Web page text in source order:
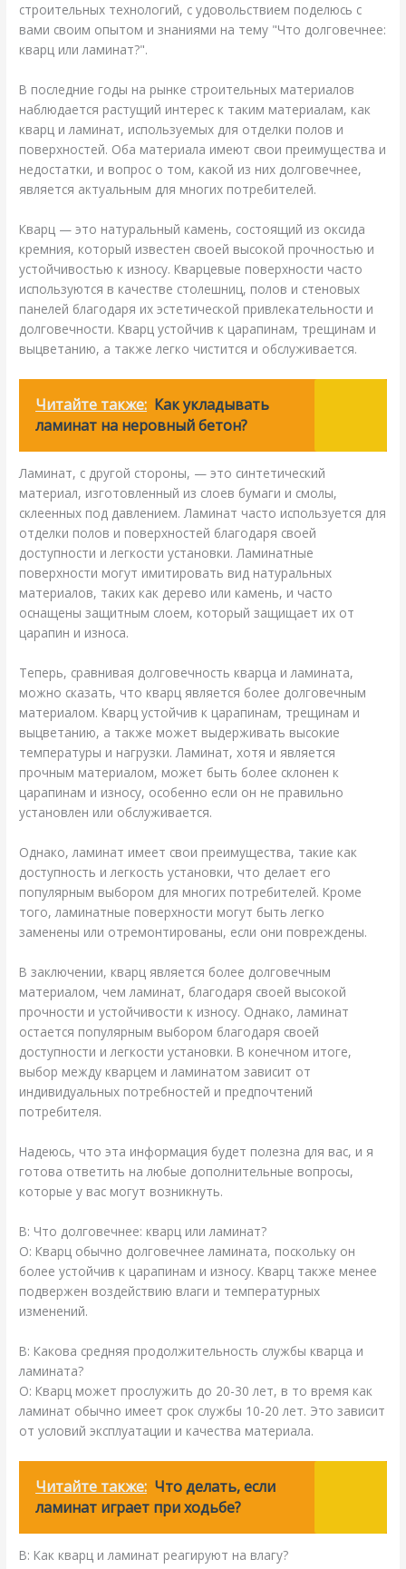
строительных технологий, с удовольствием поделюсь с
вами своим опытом и знаниями на тему "Что долговечнее:
кварц или ламинат?".
В последние годы на рынке строительных материалов
наблюдается растущий интерес к таким материалам, как
кварц и ламинат, используемых для отделки полов и
поверхностей. Оба материала имеют свои преимущества и
недостатки, и вопрос о том, какой из них долговечнее,
является актуальным для многих потребителей.
Кварц — это натуральный камень, состоящий из оксида
кремния, который известен своей высокой прочностью и
устойчивостью к износу. Кварцевые поверхности часто
используются в качестве столешниц, полов и стеновых
панелей благодаря их эстетической привлекательности и
долговечности. Кварц устойчив к царапинам, трещинам и
выцветанию, а также легко чистится и обслуживается.
Читайте также: Как укладывать
ламинат на неровный бетон?
Ламинат, с другой стороны, — это синтетический
материал, изготовленный из слоев бумаги и смолы,
склеенных под давлением. Ламинат часто используется для
отделки полов и поверхностей благодаря своей
доступности и легкости установки. Ламинатные
поверхности могут имитировать вид натуральных
материалов, таких как дерево или камень, и часто
оснащены защитным слоем, который защищает их от
царапин и износа.
Теперь, сравнивая долговечность кварца и ламината,
можно сказать, что кварц является более долговечным
материалом. Кварц устойчив к царапинам, трещинам и
выцветанию, а также может выдерживать высокие
температуры и нагрузки. Ламинат, хотя и является
прочным материалом, может быть более склонен к
царапинам и износу, особенно если он не правильно
установлен или обслуживается.
Однако, ламинат имеет свои преимущества, такие как
доступность и легкость установки, что делает его
популярным выбором для многих потребителей. Кроме
того, ламинатные поверхности могут быть легко
заменены или отремонтированы, если они повреждены.
В заключении, кварц является более долговечным
материалом, чем ламинат, благодаря своей высокой
прочности и устойчивости к износу. Однако, ламинат
остается популярным выбором благодаря своей
доступности и легкости установки. В конечном итоге,
выбор между кварцем и ламинатом зависит от
индивидуальных потребностей и предпочтений
потребителя.
Надеюсь, что эта информация будет полезна для вас, и я
готова ответить на любые дополнительные вопросы,
которые у вас могут возникнуть.
В: Что долговечнее: кварц или ламинат?
О: Кварц обычно долговечнее ламината, поскольку он
более устойчив к царапинам и износу. Кварц также менее
подвержен воздействию влаги и температурных
изменений.
В: Какова средняя продолжительность службы кварца и
ламината?
О: Кварц может прослужить до 20-30 лет, в то время как
ламинат обычно имеет срок службы 10-20 лет. Это зависит
от условий эксплуатации и качества материала.
Читайте также: Что делать, если
ламинат играет при ходьбе?
В: Как кварц и ламинат реагируют на влагу?